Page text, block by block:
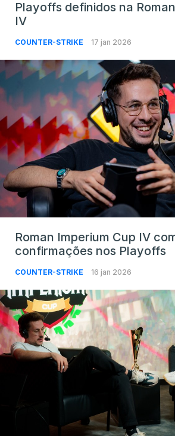
Playoffs definidos na
IV
COUNTER-STRIKE 17 jan 2026
Roman Imperium Cup IV
confirmações nos Playoffs
COUNTER-STRIKE 16 jan 2026